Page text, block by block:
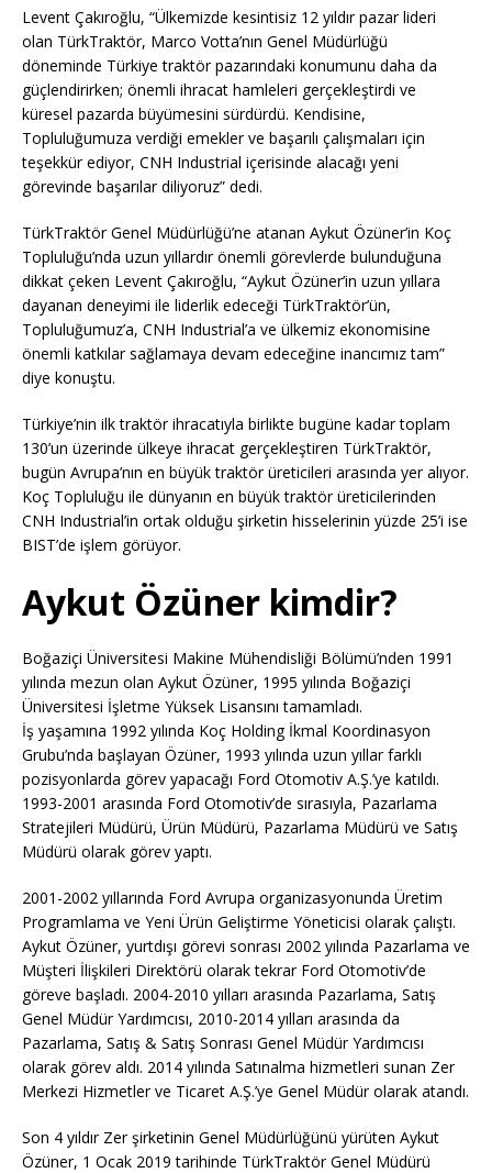
Levent Çakıroğlu, “Ülkemizde kesintisiz 12 yıldır pazar lideri
olan TürkTraktör, Marco Votta’nın Genel Müdürlüğü
döneminde Türkiye traktör pazarındaki konumunu daha da
güçlendirirken; önemli ihracat hamleleri gerçekleştirdi ve
küresel pazarda büyümesini sürdürdü. Kendisine,
Topluluğumuza verdiği emekler ve başarılı çalışmaları için
teşekkür ediyor, CNH Industrial içerisinde alacağı yeni
görevinde başarılar diliyoruz” dedi.
TürkTraktör Genel Müdürlüğü’ne atanan Aykut Özüner’in Koç
Topluluğu’nda uzun yıllardır önemli görevlerde bulunduğuna
dikkat çeken Levent Çakıroğlu, “Aykut Özüner’in uzun yıllara
dayanan deneyimi ile liderlik edeceği TürkTraktör’ün,
Topluluğumuz’a, CNH Industrial’a ve ülkemiz ekonomisine
önemli katkılar sağlamaya devam edeceğine inancımız tam”
diye konuştu.
Türkiye’nin ilk traktör ihracatıyla birlikte bugüne kadar toplam
130’un üzerinde ülkeye ihracat gerçekleştiren TürkTraktör,
bugün Avrupa’nın en büyük traktör üreticileri arasında yer alıyor.
Koç Topluluğu ile dünyanın en büyük traktör üreticilerinden
CNH Industrial’in ortak olduğu şirketin hisselerinin yüzde 25’i ise
BIST’de işlem görüyor.
Aykut Özüner kimdir?
Boğaziçi Üniversitesi Makine Mühendisliği Bölümü’nden 1991
yılında mezun olan Aykut Özüner, 1995 yılında Boğaziçi
Üniversitesi İşletme Yüksek Lisansını tamamladı.
İş yaşamına 1992 yılında Koç Holding İkmal Koordinasyon
Grubu’nda başlayan Özüner, 1993 yılında uzun yıllar farklı
pozisyonlarda görev yapacağı Ford Otomotiv A.Ş.’ye katıldı.
1993-2001 arasında Ford Otomotiv’de sırasıyla, Pazarlama
Stratejileri Müdürü, Ürün Müdürü, Pazarlama Müdürü ve Satış
Müdürü olarak görev yaptı.
2001-2002 yıllarında Ford Avrupa organizasyonunda Üretim
Programlama ve Yeni Ürün Geliştirme Yöneticisi olarak çalıştı.
Aykut Özüner, yurtdışı görevi sonrası 2002 yılında Pazarlama ve
Müşteri İlişkileri Direktörü olarak tekrar Ford Otomotiv’de
göreve başladı. 2004-2010 yılları arasında Pazarlama, Satış
Genel Müdür Yardımcısı, 2010-2014 yılları arasında da
Pazarlama, Satış & Satış Sonrası Genel Müdür Yardımcısı
olarak görev aldı. 2014 yılında Satınalma hizmetleri sunan Zer
Merkezi Hizmetler ve Ticaret A.Ş.’ye Genel Müdür olarak atandı.
Son 4 yıldır Zer şirketinin Genel Müdürlüğünü yürüten Aykut
Özüner, 1 Ocak 2019 tarihinde TürkTraktör Genel Müdürü